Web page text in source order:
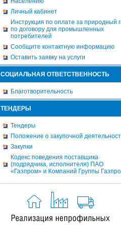
Личный кабинет
Инструкция по оплате за природный
по договору для промышленных
потребителей
Сообщите контактную информацию
Оставить заявку на услуги
СОЦИАЛЬНАЯ ОТВЕТСТВЕННОСТЬ
Благотворительность
ТЕНДЕРЫ
Тендеры
Положение о закупочной
Закупки
Кодекс поведения поставщика
(подрядчика, исполнителя) ПАО
«Газпром» и Компаний Группы